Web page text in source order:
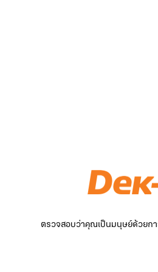
ตรวจสอบว่าคุณเป็นมนุษย์ด้วยกา